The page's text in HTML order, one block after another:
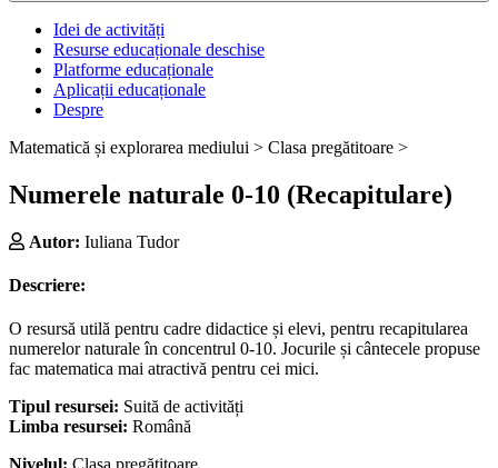
Idei de activități
Resurse educaționale deschise
Platforme educaționale
Aplicații educaționale
Despre
Matematică și explorarea mediului > Clasa pregătitoare >
Numerele naturale 0-10 (Recapitulare)
Autor: Iuliana Tudor
Descriere:
O resursă utilă pentru cadre didactice și elevi, pentru recapitularea
numerelor naturale în concentrul 0-10. Jocurile și cântecele propuse
fac matematica mai atractivă pentru cei mici.
Tipul resursei: Suită de activități
Limba resursei: Română